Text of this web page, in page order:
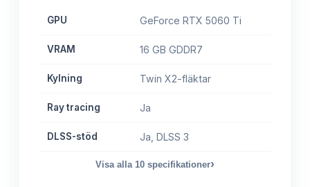
GPU GeForce RTX 5060 Ti
VRAM 16 GB GDDR7
Kylning Twin X2-fläktar
Ray tracing Ja
DLSS-stöd Ja, DLSS 3
Visa alla 10 specifikationer›